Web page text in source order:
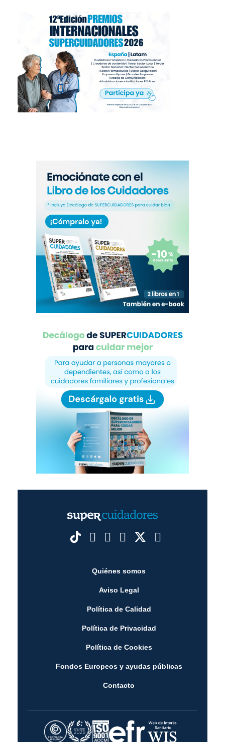
Quiénes somos
Aviso Legal
Política de Calidad
Política de Privacidad
Política de Cookies
Fondos Europeos y ayudas públicas
Contacto